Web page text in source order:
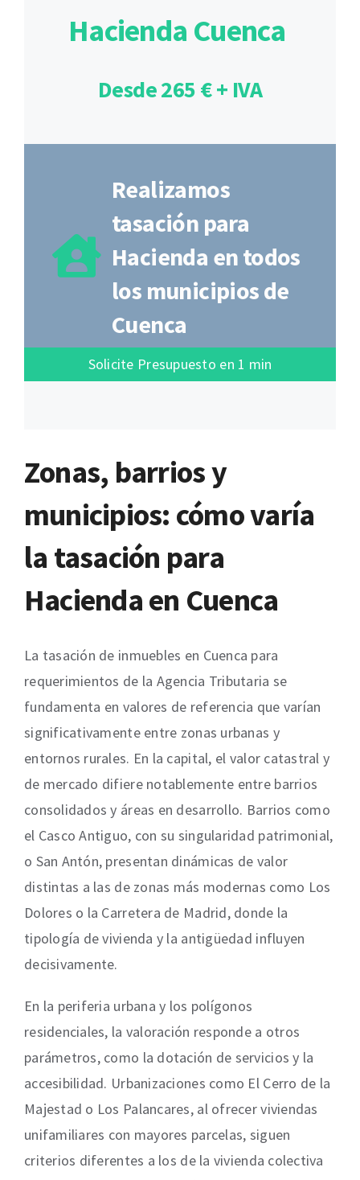
Hacienda Cuenca
Desde 265 € + IVA
Realizamos
tasación para
Hacienda en todos
los municipios de
Cuenca
Solicite Presupuesto en 1 min
Zonas, barrios y
municipios: cómo varía
la tasación para
Hacienda en Cuenca
La tasación de inmuebles en Cuenca para
requerimientos de la Agencia Tributaria se
fundamenta en valores de referencia que varían
significativamente entre zonas urbanas y
entornos rurales. En la capital, el valor catastral y
de mercado difiere notablemente entre barrios
consolidados y áreas en desarrollo. Barrios como
el Casco Antiguo, con su singularidad patrimonial,
o San Antón, presentan dinámicas de valor
distintas a las de zonas más modernas como Los
Dolores o la Carretera de Madrid, donde la
tipología de vivienda y la antigüedad influyen
decisivamente.
En la periferia urbana y los polígonos
residenciales, la valoración responde a otros
parámetros, como la dotación de servicios y la
accesibilidad. Urbanizaciones como El Cerro de la
Majestad o Los Palancares, al ofrecer viviendas
unifamiliares con mayores parcelas, siguen
criterios diferentes a los de la vivienda colectiva